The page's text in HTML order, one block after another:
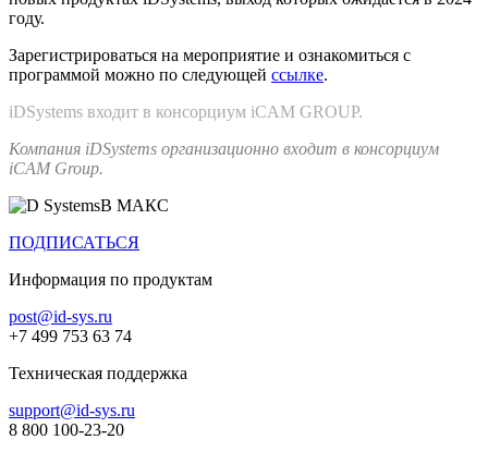
году.
Зарегистрироваться на мероприятие и ознакомиться с
программой можно по следующей ссылке.
iDSystems входит в консорциум iCAM GROUP.
Компания iDSystems организационно входит в консорциум
iCAM Group.
В МАКС
ПОДПИСАТЬСЯ
Информация по продуктам
post@id-sys.ru
+7 499 753 63 74
Техническая поддержка
support@id-sys.ru
8 800 100-23-20